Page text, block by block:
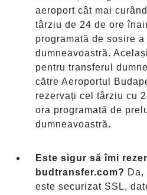
aeroport cât mai
târziu de 24 de ore
programată de sosire
dumneavoastră.
pentru transferul
către Aeroportul
rezervați cel târziu cu
ora programată de
dumneavoastră.
Este sigur să îmi
budtransfer.com? Da,
este securizat SSL,